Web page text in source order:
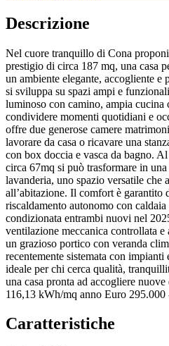
Descrizione
Nel cuore tranquillo di Cona
prestigio di circa 187 mq, una casa
un ambiente elegante, accogliente e
si sviluppa su spazi ampi e
luminoso con camino, ampia
condividere momenti quotidiani e
offre due generose camere
lavorare da casa o ricavare una
con box doccia e vasca da bagno.
circa 67mq si può trasformare in
lavanderia, uno spazio versatile che
all’abitazione. Il comfort è garantito
riscaldamento autonomo con caldaia
condizionata entrambi nuovi nel
ventilazione meccanica controllata
un grazioso portico con veranda
recentemente sistemata con
ideale per chi cerca qualità,
una casa pronta ad accogliere
116,13 kWh/mq anno Euro
Caratteristiche